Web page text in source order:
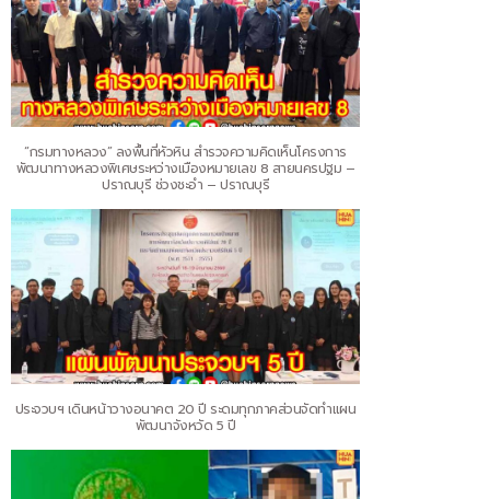
“กรมทางหลวง” ลงพื้นที่หัวหิน สำรวจความคิดเห็นโครงการ
พัฒนาทางหลวงพิเศษระหว่างเมืองหมายเลข 8 สายนครปฐม –
ปราณบุรี ช่วงชะอำ – ปราณบุรี
ประจวบฯ เดินหน้าวางอนาคต 20 ปี ระดมทุกภาคส่วนจัดทำแผน
พัฒนาจังหวัด 5 ปี